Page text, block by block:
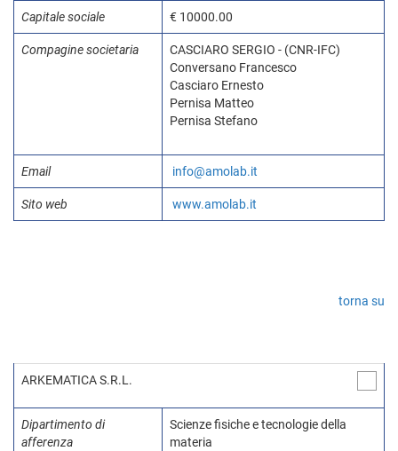
Capitale sociale € 10000.00
Compagine societaria
CASCIARO SERGIO - (CNR-IFC)
Conversano Francesco
Casciaro Ernesto
Pernisa Matteo
Pernisa Stefano
Email info@amolab.it
Sito web www.amolab.it
torna su
ARKEMATICA S.R.L.
Dipartimento di
afferenza
Scienze fisiche e tecnologie della
materia